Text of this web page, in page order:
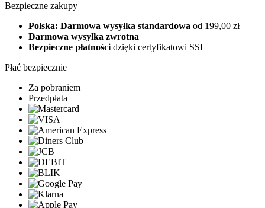
Bezpieczne zakupy
Polska: Darmowa wysyłka standardowa od 199,00 zł
Darmowa wysyłka zwrotna
Bezpieczne płatności dzięki certyfikatowi SSL
Płać bezpiecznie
Za pobraniem
Przedpłata